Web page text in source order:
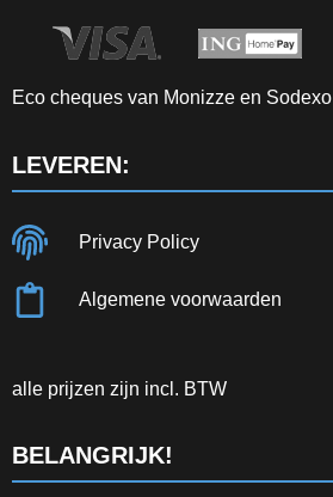
Eco cheques van Monizze en Sodexo
LEVEREN:
Privacy Policy
Algemene voorwaarden
alle prijzen zijn incl. BTW
BELANGRIJK!